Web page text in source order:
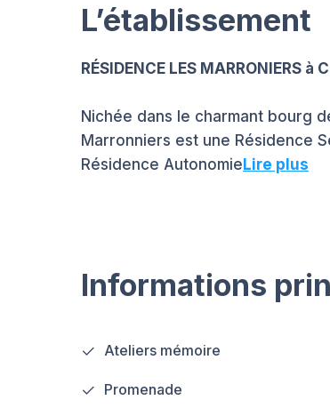
L’établissement
RÉSIDENCE LES MARRONIERS à
Nichée dans le charmant bourg
Marronniers est une Résidence
Résidence AutonomieLire plus
Informations
Ateliers mémoire
Promenade